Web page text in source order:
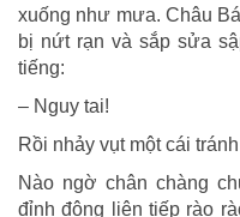
xuống như mưa. Châu
bị nứt rạn và sắp sửa
tiếng:
– Nguy tai!
Rồi nhảy vụt một cái
Nào ngờ chân chàng
đỉnh động liên tiếp rào